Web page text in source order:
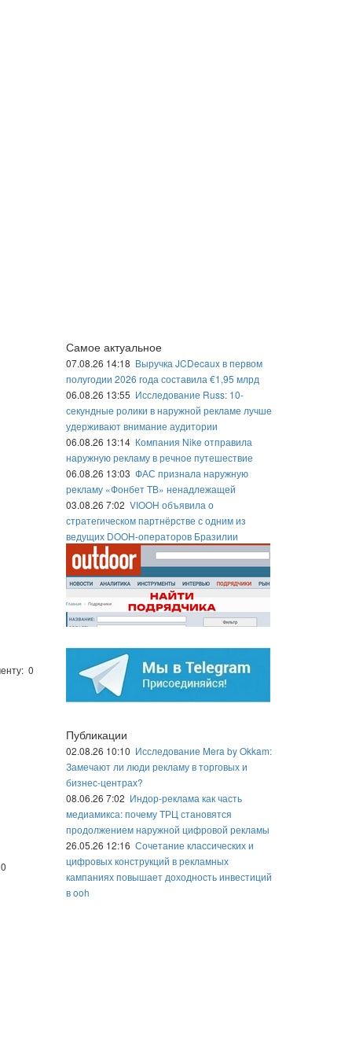
0
Самое актуальное
07.08.26 14:18 Выручка JCDecaux в первом
полугодии 2026 года составила €1,95 млрд
06.08.26 13:55 Исследование Russ: 10-
секундные ролики в наружной рекламе лучше
удерживают внимание аудитории
06.08.26 13:14 Компания Nike отправила
наружную рекламу в речное путешествие
06.08.26 13:03 ФАС признала наружную
рекламу «Фонбет ТВ» ненадлежащей
03.08.26 7:02 VIOOH объявила о
стратегическом партнёрстве с одним из
ведущих DOOH-операторов Бразилии
Публикации
02.08.26 10:10 Исследование Mera by Okkam:
Замечают ли люди рекламу в торговых и
бизнес-центрах?
08.06.26 7:02 Индор-реклама как часть
медиамикса: почему ТРЦ становятся
продолжением наружной цифровой рекламы
26.05.26 12:16 Сочетание классических и
цифровых конструкций в рекламных
кампаниях повышает доходность инвестиций
в ooh